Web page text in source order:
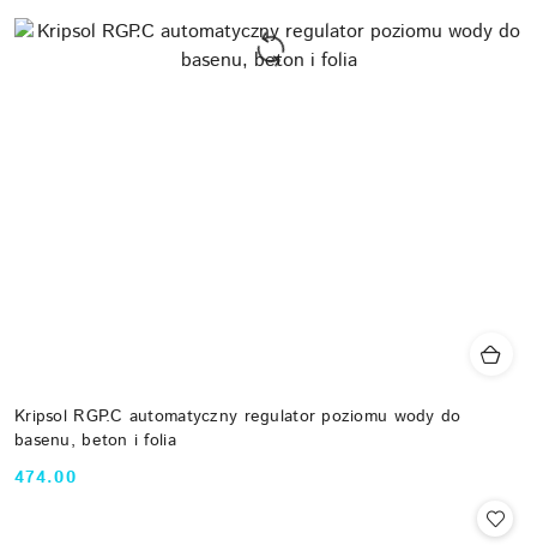
Kripsol RGP.C automatyczny regulator poziomu wody do
basenu, beton i folia
Cena:
474.00